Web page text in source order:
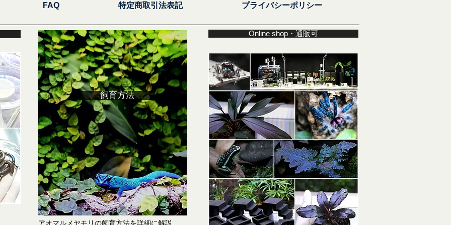
FAQ 特定商取引法表記 プライバシーポリシー
飼育方法
​アオマルメヤモリの飼育方法を詳細に解説
Online shop・通販可